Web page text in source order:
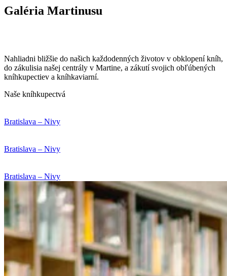
Galéria Martinusu
Nahliadni bližšie do našich každodenných životov v obklopení kníh,
do zákulisia našej centrály v Martine, a zákutí svojich obľúbených
kníhkupectiev a kníhkaviarní.
Naše kníhkupectvá
Bratislava – Nivy
Bratislava – Nivy
Bratislava – Nivy